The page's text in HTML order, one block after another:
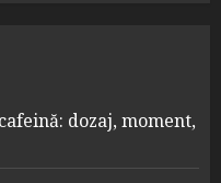
dozaj, moment,